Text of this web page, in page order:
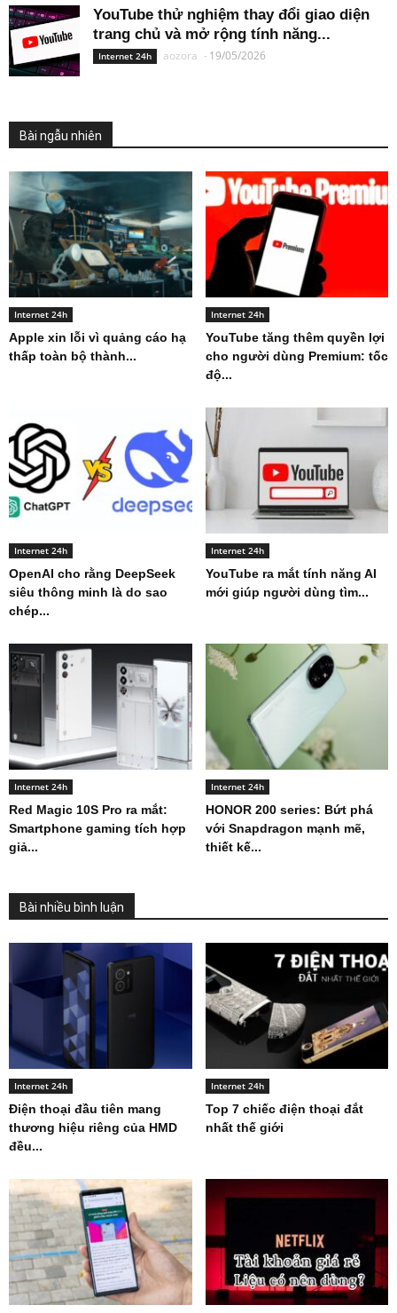
YouTube thử nghiệm thay đổi giao diện
trang chủ và mở rộng tính năng...
Internet 24h aozora - 19/05/2026
Bài ngẫu nhiên
Internet 24h
Apple xin lỗi vì quảng cáo hạ
thấp toàn bộ thành...
Internet 24h
YouTube tăng thêm quyền lợi
cho người dùng Premium: tốc
độ...
Internet 24h
OpenAI cho rằng DeepSeek
siêu thông minh là do sao
chép...
Internet 24h
YouTube ra mắt tính năng AI
mới giúp người dùng tìm...
Internet 24h
Red Magic 10S Pro ra mắt:
Smartphone gaming tích hợp
giả...
Internet 24h
HONOR 200 series: Bứt phá
với Snapdragon mạnh mẽ,
thiết kế...
Bài nhiều bình luận
Internet 24h
Điện thoại đầu tiên mang
thương hiệu riêng của HMD
đều...
Internet 24h
Top 7 chiếc điện thoại đắt
nhất thế giới